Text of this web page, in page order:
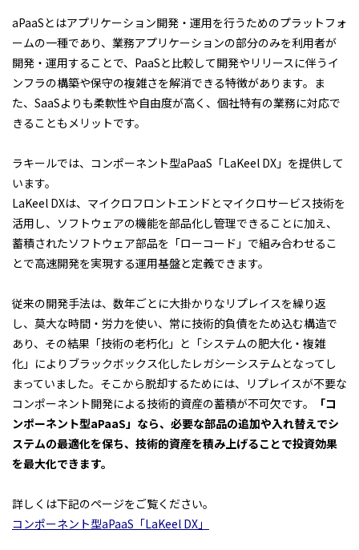
aPaaSとはアプリケーション開発・運用を行うためのプラットフォ
ームの一種であり、業務アプリケーションの部分のみを利用者が
開発・運用することで、PaaSと比較して開発やリリースに伴うイ
ンフラの構築や保守の複雑さを解消できる特徴があります。ま
た、SaaSよりも柔軟性や自由度が高く、個社特有の業務に対応で
きることもメリットです。
ラキールでは、コンポーネント型aPaaS「LaKeel DX」を提供して
います。
LaKeel DXは、マイクロフロントエンドとマイクロサービス技術を
活用し、ソフトウェアの機能を部品化し管理できることに加え、
蓄積されたソフトウェア部品を「ローコード」で組み合わせるこ
とで高速開発を実現する運用基盤と定義できます。
従来の開発手法は、数年ごとに大掛かりなリプレイスを繰り返
し、莫大な時間・労力を使い、常に技術的負債をため込む構造で
あり、その結果「技術の老朽化」と「システムの肥大化・複雑
化」によりブラックボックス化したレガシーシステムとなってし
まっていました。そこから脱却するためには、リプレイスが不要な
コンポーネント開発による技術的資産の蓄積が不可欠です。
「コ
ンポーネント型aPaaS」なら、必要な部品の追加や入れ替えでシ
ステムの最適化を保ち、技術的資産を積み上げることで投資効果
を最大化できます。
詳しくは下記のページをご覧ください。
コンポーネント型aPaaS「LaKeel DX」